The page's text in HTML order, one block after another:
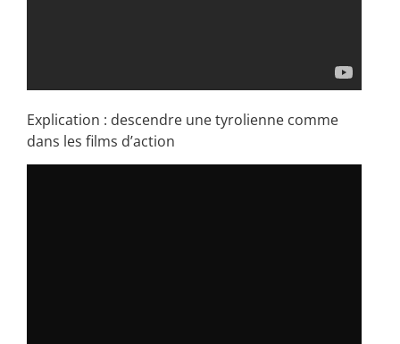
Explication : descendre une tyrolienne comme
dans les films d’action